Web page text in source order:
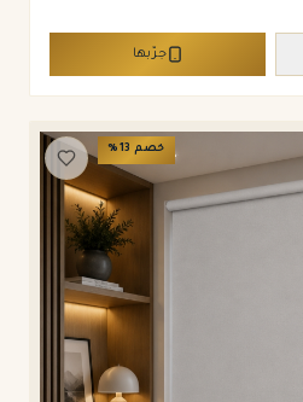
جرّبها
خصم 13
%